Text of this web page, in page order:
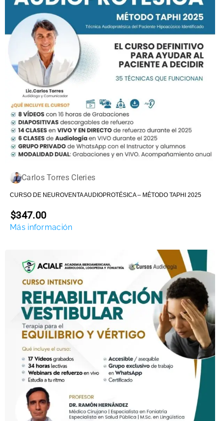
Carlos Torres Cleries
CURSO DE NEUROVENTA AUDIOPROTÉSICA – MÉTODO TAPHI 2025
$347.00
Más información